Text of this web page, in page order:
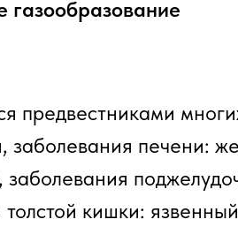
газообразование
предвестниками
печени:
заболевания
кишки: